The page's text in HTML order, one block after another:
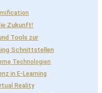
Zukunft!
Tools zur
Schnittstellen
Technologien
in E-Learning
Reality